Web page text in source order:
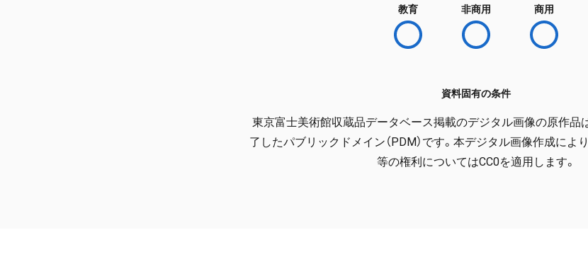
教育 非商用 商用
資料固有の条件
東京富士美術館収蔵品データベース掲載のデジタル画像の原作品
了したパブリックドメイン（PDM）です。本デジタル画像作成によ
等の権利についてはCC0を適用します。